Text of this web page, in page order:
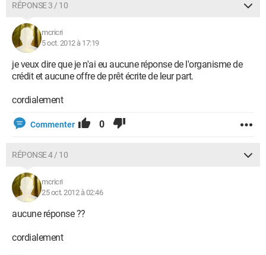
RÉPONSE 3 / 10
mcricri
5 oct. 2012 à 17:19
je veux dire que je n'ai eu aucune réponse de l'organisme de
crédit et aucune offre de prêt écrite de leur part.
cordialement
Commenter 0
RÉPONSE 4 / 10
mcricri
25 oct. 2012 à 02:46
aucune réponse ??
cordialement